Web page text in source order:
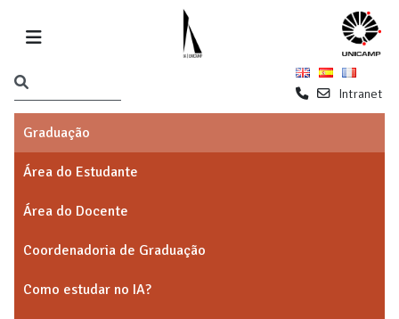
Intranet
Graduação
Área do Estudante
Área do Docente
Coordenadoria de Graduação
Como estudar no IA?